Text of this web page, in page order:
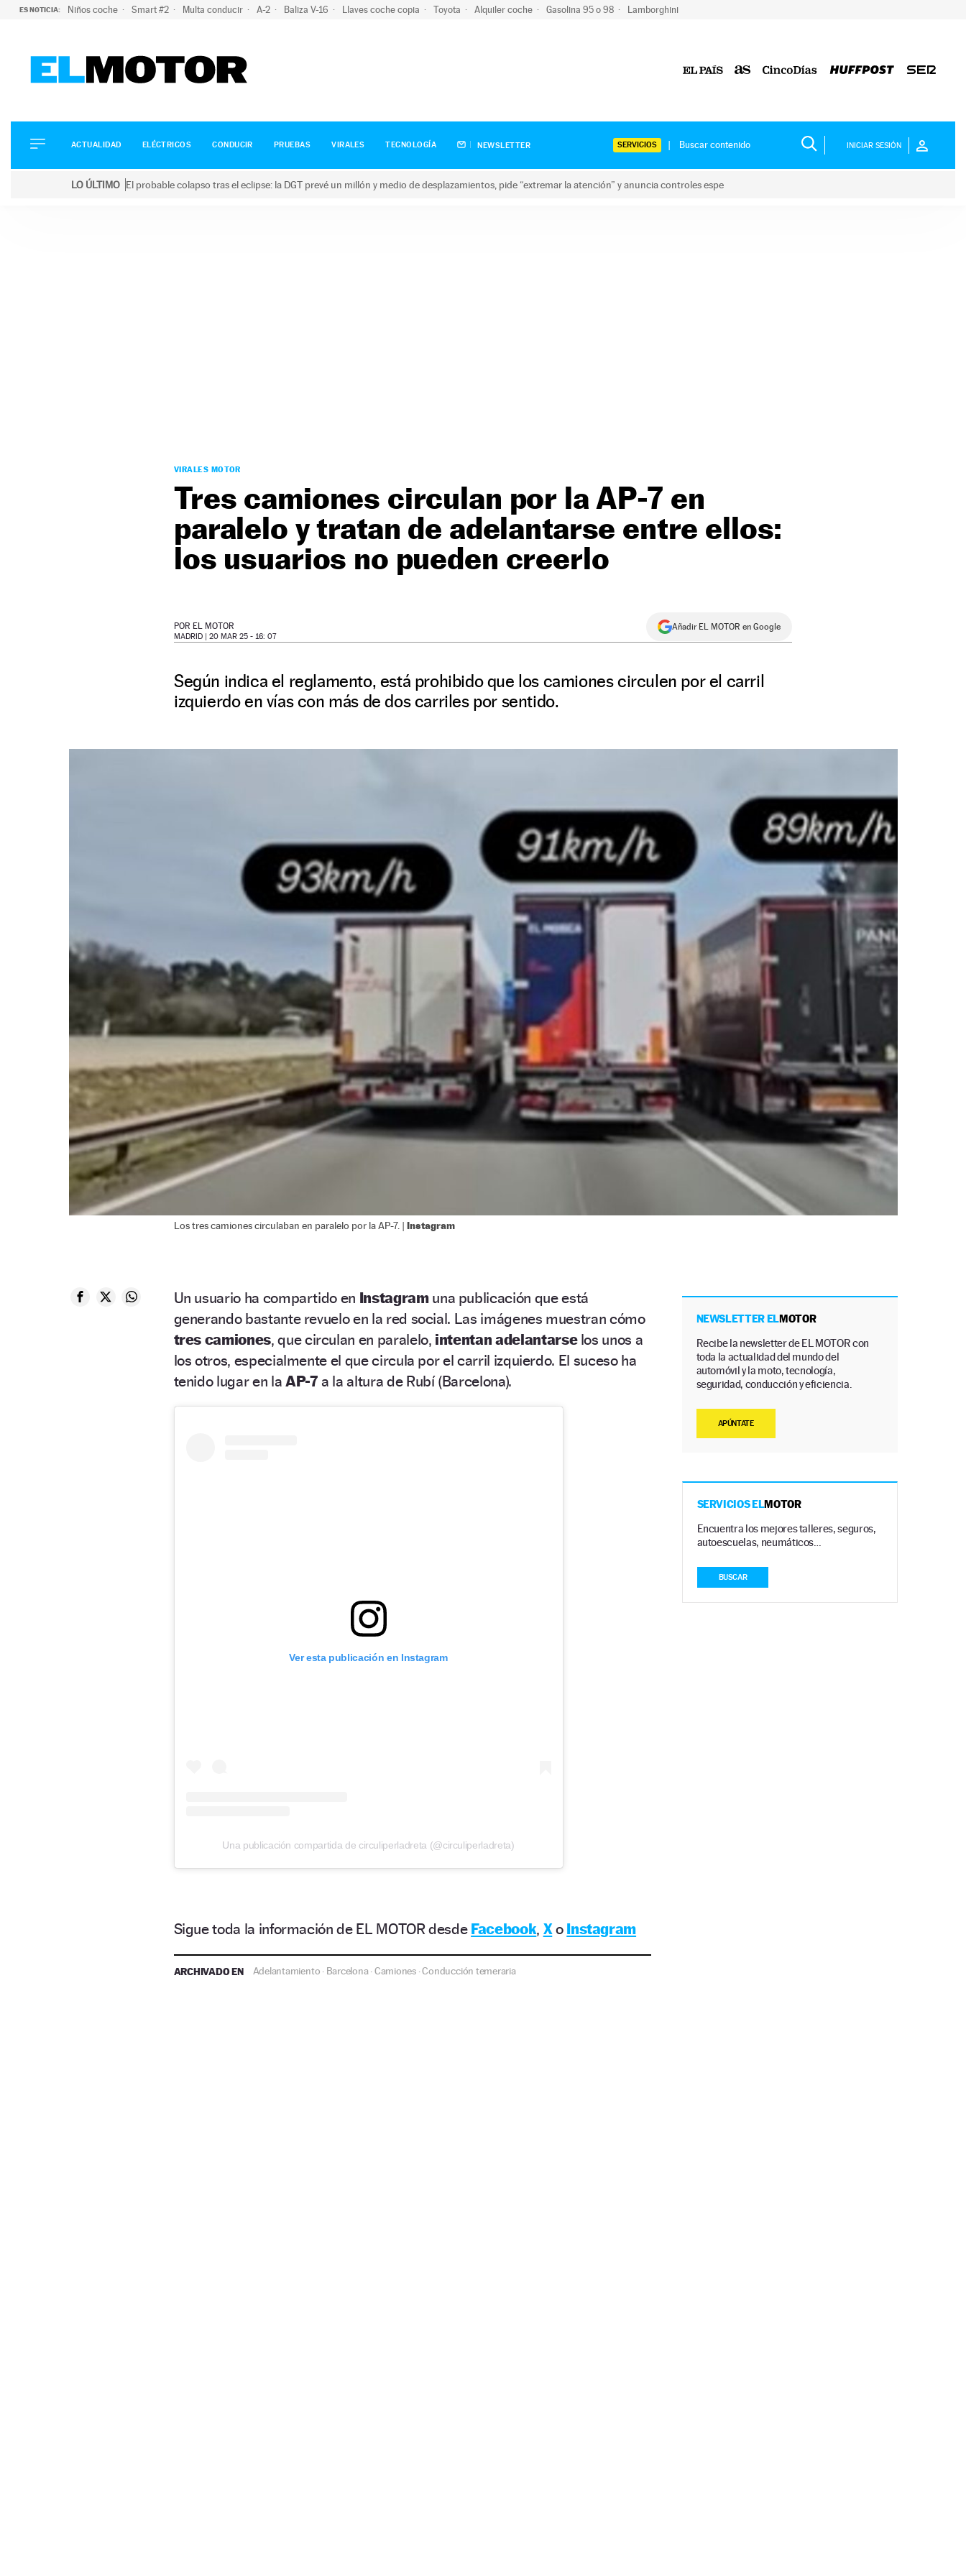
ES NOTICIA: Niños coche Smart #2 Multa conducir A-2 Baliza V-16 Llaves coche copia Toyota Alquiler coche Gasolina 95 o 98 Lamborghini
ELÉCTRICOS
CONDUCIR
ACTUALIDAD ELÉCTRICOS CONDUCIR PRUEBAS VIRALES TECNOLOGÍA NEWSLETTER SERVICIOS INICIAR SESIÓN
LO ÚLTIMO El probable colapso tras el eclipse: la DGT prevé un millón y medio de desplazamientos, pide “extremar la atención” y anuncia controles espe
VIRALES MOTOR
Tres camiones circulan por la AP-7 en
paralelo y tratan de adelantarse entre ellos:
los usuarios no pueden creerlo
POR EL MOTOR
MADRID | 20 MAR 25 - 16: 07
Añadir EL MOTOR en Google
Según indica el reglamento, está prohibido que los camiones circulen por el carril
izquierdo en vías con más de dos carriles por sentido.
Los tres camiones circulaban en paralelo por la AP-7. | Instagram
Un usuario ha compartido en Instagram una publicación que está
generando bastante revuelo en la red social. Las imágenes muestran cómo
tres camiones, que circulan en paralelo, intentan adelantarselos unos a
los otros, especialmente el que circula por el carril izquierdo. El suceso ha
tenido lugar en la AP-7 a la altura de Rubí (Barcelona).
Ver esta publicación en Instagram
Una publicación compartida de circuliperladreta (@circuliperladreta)
Sigue toda la información de EL MOTOR desde Facebook, Xo Instagram
ARCHIVADO EN Adelantamiento · Barcelona·Camiones ·Conducción temeraria
NEWSLETTER ELMOTOR
Recibe la newsletter de EL MOTOR con
toda la actualidad del mundo del
automóvil y la moto, tecnología,
seguridad, conducción y eficiencia.
APÚNTATE
SERVICIOS ELMOTOR
Encuentra los mejores talleres, seguros,
autoescuelas, neumáticos…
BUSCAR